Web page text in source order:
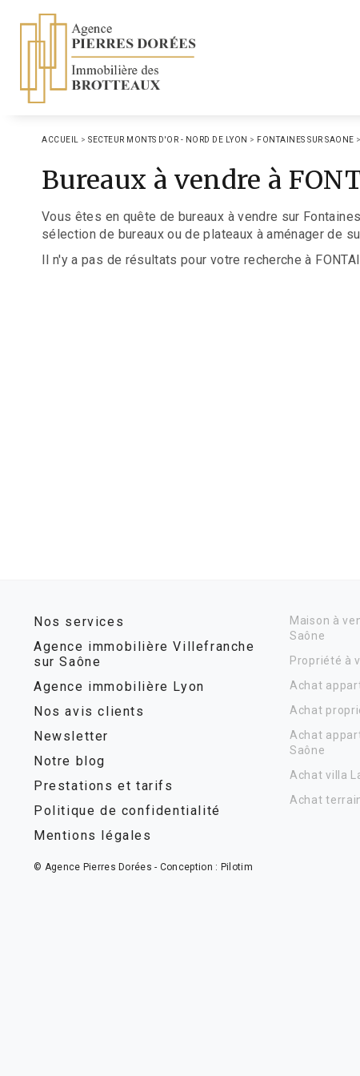
ACCUEIL > SECTEUR MONTS D'OR - NORD DE LYON > FONTAINES SUR SAONE >
Bureaux à vendre à
Vous êtes en quête de bureaux à vendre sur
sélection de bureaux ou de plateaux à aménager de
Il n'y a pas de résultats pour votre recherche à
Nos services
Agence immobilière Villefranche
sur Saône
Agence immobilière Lyon
Nos avis clients
Newsletter
Notre blog
Prestations et tarifs
Politique de confidentialité
Mentions légales
Maison à
Saône
Propriété à
Achat
Achat
Achat
Saône
Achat villa
Achat
© Agence Pierres Dorées - Conception : Pilotim